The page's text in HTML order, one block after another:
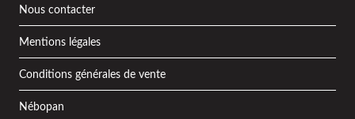
Nous contacter
Mentions légales
Conditions générales de vente
Nébopan